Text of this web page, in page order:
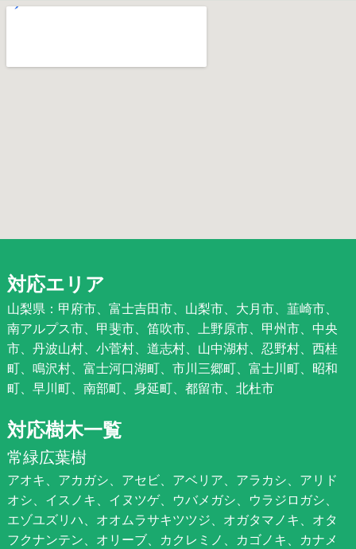
対応エリア
山梨県：甲府市、富士吉田市、山梨市、大月市、韮崎市、
南アルプス市、甲斐市、笛吹市、上野原市、甲州市、中央
市、丹波山村、小菅村、道志村、山中湖村、忍野村、西桂
町、鳴沢村、富士河口湖町、市川三郷町、富士川町、昭和
町、早川町、南部町、身延町、都留市、北杜市
対応樹木一覧
常緑広葉樹
アオキ、アカガシ、アセビ、アベリア、アラカシ、アリド
オシ、イスノキ、イヌツゲ、ウバメガシ、ウラジロガシ、
エゾユズリハ、オオムラサキツツジ、オガタマノキ、オタ
フクナンテン、オリーブ、カクレミノ、カゴノキ、カナメ